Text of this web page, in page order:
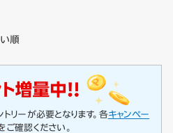
順
リーが必要となります。 各キャンペー
ご確認ください。